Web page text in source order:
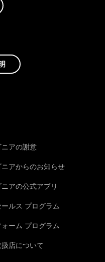
アの謝意
アからのお知らせ
アの公式アプリ
ルス プログラム
ーム プログラム
店について